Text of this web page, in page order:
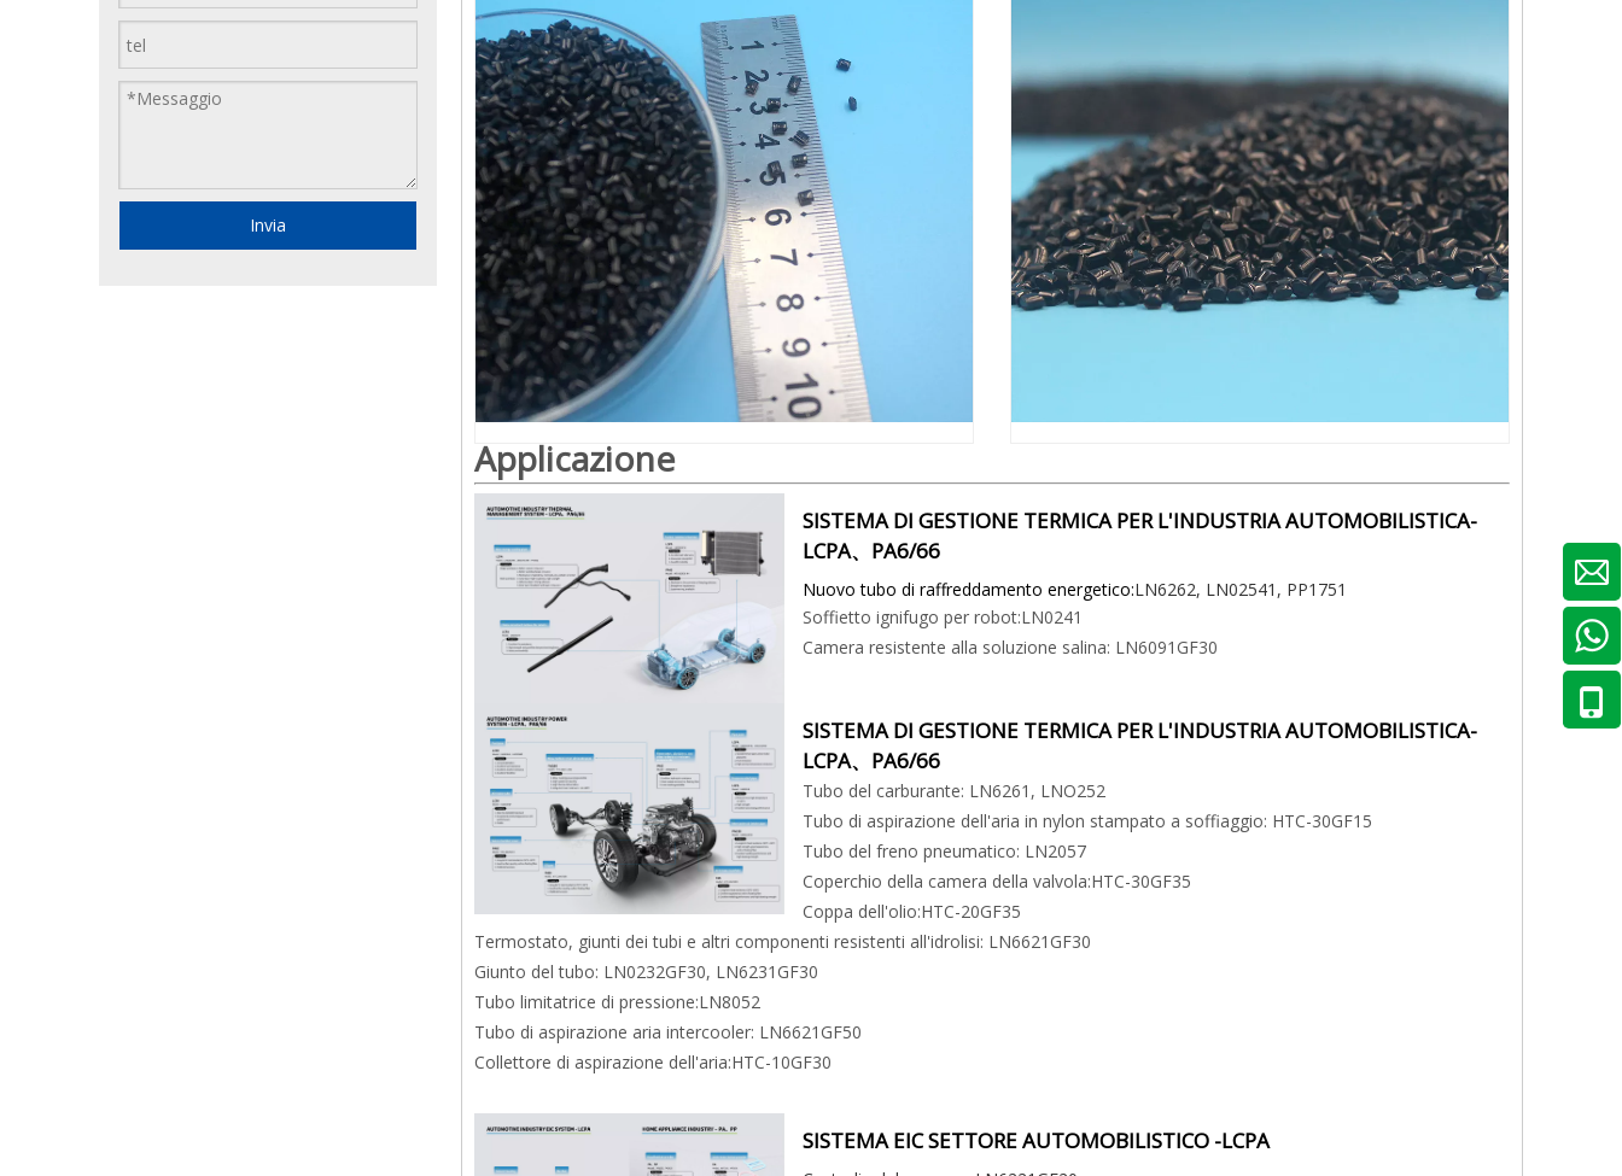
Invia
Applicazione
SISTEMA DI GESTIONE TERMICA PER L'INDUSTRIA AUTOMOBILISTICA-
LCPA、PA6/66
Nuovo tubo di raffreddamento energetico:LN6262, LN02541, PP1751
Soffietto ignifugo per robot:LN0241
Camera resistente alla soluzione salina: LN6091GF30
SISTEMA DI GESTIONE TERMICA PER L'INDUSTRIA AUTOMOBILISTICA-
LCPA、PA6/66
Tubo del carburante: LN6261, LNO252
Tubo di aspirazione dell'aria in nylon stampato a soffiaggio: HTC-30GF15
Tubo del freno pneumatico: LN2057
Coperchio della camera della valvola:HTC-30GF35
Coppa dell'olio:HTC-20GF35
Termostato, giunti dei tubi e altri componenti resistenti all'idrolisi: LN6621GF30
Giunto del tubo: LN0232GF30, LN6231GF30
Tubo limitatrice di pressione:LN8052
Tubo di aspirazione aria intercooler: LN6621GF50
Collettore di aspirazione dell'aria:HTC-10GF30
SISTEMA EIC SETTORE AUTOMOBILISTICO -LCPA